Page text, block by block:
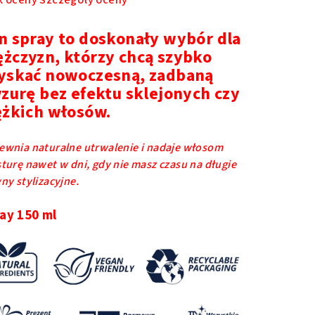
spray to doskonały wybór dla
którzy chcą szybko
nowoczesną, zadbaną
bez efektu sklejonych czy
włosów.
naturalne utrwalenie i nadaje włosom
nawet w dni, gdy nie masz czasu na długie
stylizacyjne.
150 ml